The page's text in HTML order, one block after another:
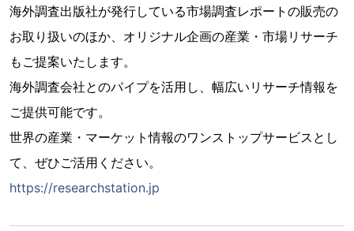
海外調査出版社が発行している市場調査レポートの販売の
お取り扱いのほか、オリジナル企画の産業・市場リサーチ
もご提案いたします。
海外調査会社とのパイプを活用し、幅広いリサーチ情報を
ご提供可能です。
世界の産業・マーケット情報のワンストップサービスとし
て、ぜひご活用ください。
https://researchstation.jp